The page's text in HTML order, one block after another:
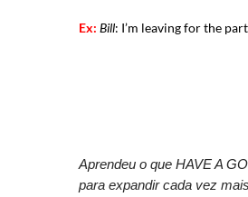
Ex: Bill: I’m leaving for the
Aprendeu o que HAVE A
para expandir cada vez